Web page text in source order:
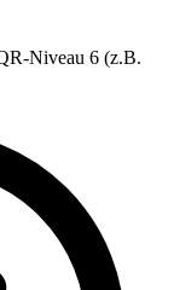
Niveau 6 (z.B.